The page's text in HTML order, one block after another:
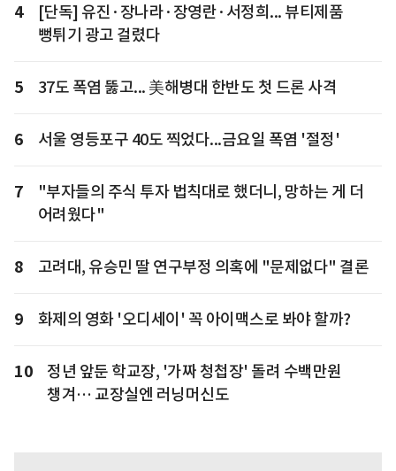
4
[단독] 유진·장나라·장영란·서정희... 뷰티제품
뻥튀기 광고 걸렸다
5 37도 폭염 뚫고... 美해병대 한반도 첫 드론 사격
6 서울 영등포구 40도 찍었다...금요일 폭염 '절정'
7
"부자들의 주식 투자 법칙대로 했더니, 망하는 게 더
어려웠다"
8 고려대, 유승민 딸 연구부정 의혹에 "문제없다" 결론
9 화제의 영화 '오디세이' 꼭 아이맥스로 봐야 할까?
10
정년 앞둔 학교장, '가짜 청첩장' 돌려 수백만원
챙겨… 교장실엔 러닝머신도